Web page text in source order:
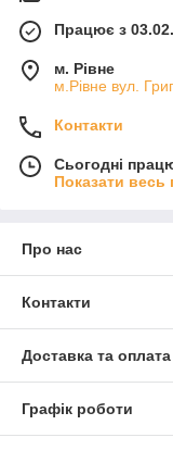
Працює з
м. Рівне
м.Рівне вул.
Контакти
Сьогодні
Показати весь
Про нас
Контакти
Доставка та оплата
Графік роботи